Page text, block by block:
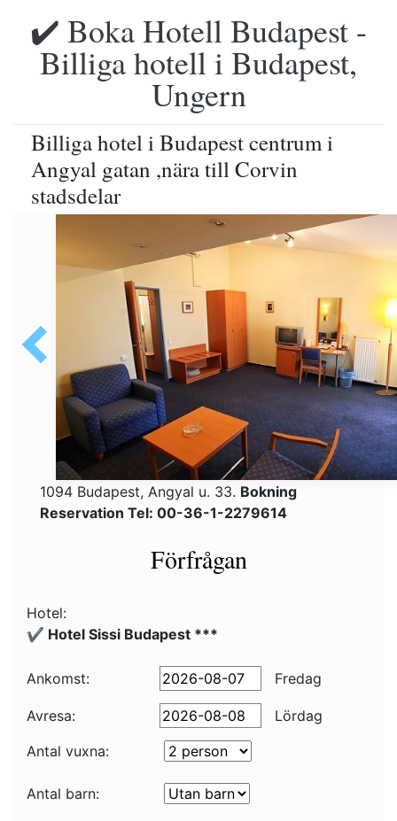
✔️ Boka Hotell Budapest -
Billiga hotell i Budapest,
Ungern
Billiga hotel i Budapest centrum i
Angyal gatan ,nära till Corvin
stadsdelar
1094 Budapest, Angyal u. 33. Bokning
Reservation Tel: 00-36-1-2279614
Förfrågan
Hotel:
✔️ Hotel Sissi Budapest ***
Ankomst: Fredag
Avresa:
Lördag
Antal vuxna:
Antal barn: